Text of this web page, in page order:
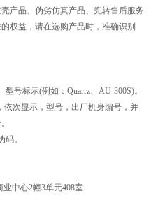
产品、伪劣仿真产品、兜转售后服务
权益，请在选购产品时，准确识别
号标示(例如：Quarrz、AU-300S)。
依次显示，型号，出厂机身编号，并
。
中心2幢3单元408室